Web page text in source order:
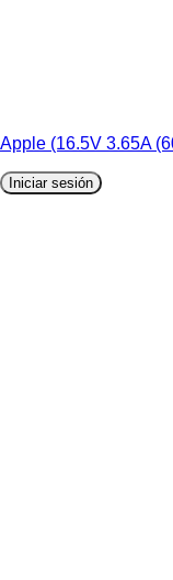
Apple (16.5V 3.65A
Iniciar sesión